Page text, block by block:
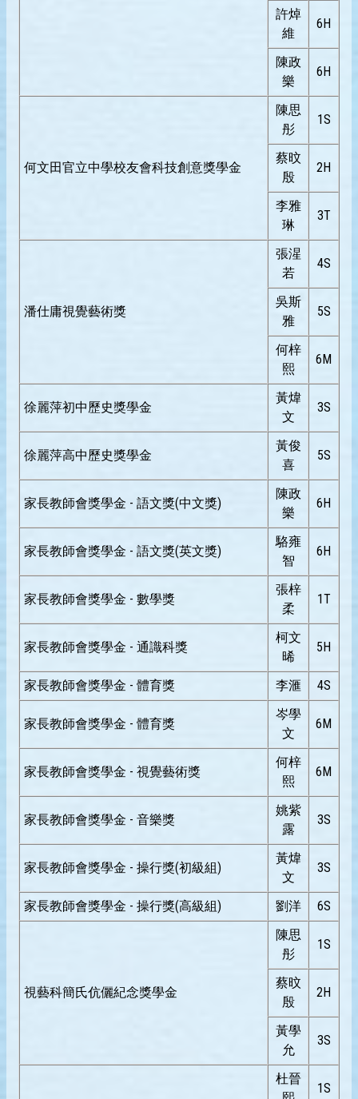
許焯
維
6H
陳政
樂
6H
何文田官立中學校友會科技創意獎學金
陳思
彤
1S
蔡旼
殷
2H
李雅
琳
3T
潘仕庸視覺藝術獎
張湦
若
4S
吳斯
雅
5S
何梓
熙
6M
徐麗萍初中歷史獎學金
黃煒
文
3S
徐麗萍高中歷史獎學金
黃俊
喜
5S
家長教師會獎學金 - 語文獎(中文獎)
陳政
樂
6H
家長教師會獎學金 - 語文獎(英文獎)
駱雍
智
6H
家長教師會獎學金 - 數學獎
張梓
柔
1T
家長教師會獎學金 - 通識科獎
柯文
晞
5H
家長教師會獎學金 - 體育獎 李滙 4S
家長教師會獎學金 - 體育獎
岑學
文
6M
家長教師會獎學金 - 視覺藝術獎
何梓
熙
6M
家長教師會獎學金 - 音樂獎
姚紫
露
3S
家長教師會獎學金 - 操行獎(初級組)
黃煒
文
3S
家長教師會獎學金 - 操行獎(高級組) 劉洋 6S
視藝科簡氏伉儷紀念獎學金
陳思
彤
1S
蔡旼
殷
2H
黃學
允
3S
杜晉
1S